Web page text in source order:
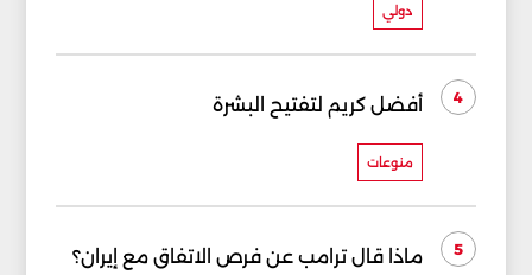
دولي
4 أفضل كريم لتفتيح البشرة
منوعات
5 ماذا قال ترامب عن فرص الاتفاق مع إيران؟